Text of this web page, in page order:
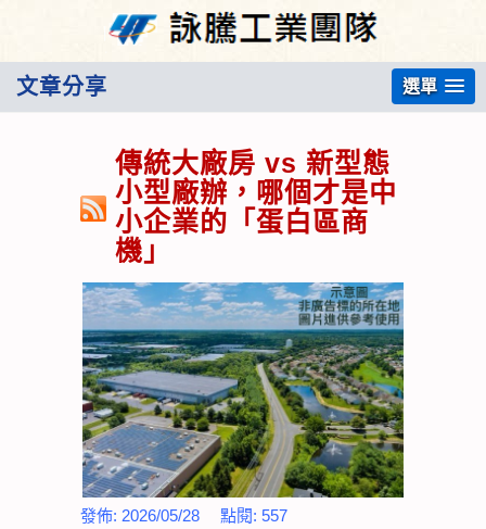
文章分享 選單
傳統大廠房 vs 新型態
小型廠辦，哪個才是中
小企業的「蛋白區商
機」
發佈: 2026/05/28 點閱: 557